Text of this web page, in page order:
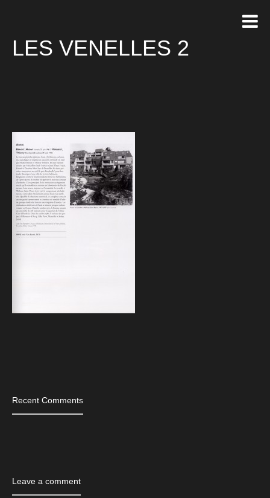
LES VENELLES 2
Recent Comments
Leave a comment